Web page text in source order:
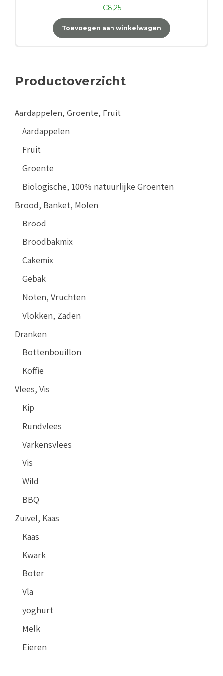
€8,25
Toevoegen aan winkelwagen
Productoverzicht
Aardappelen, Groente, Fruit
Aardappelen
Fruit
Groente
Biologische, 100% natuurlijke Groenten
Brood, Banket, Molen
Brood
Broodbakmix
Cakemix
Gebak
Noten, Vruchten
Vlokken, Zaden
Dranken
Bottenbouillon
Koffie
Vlees, Vis
Kip
Rundvlees
Varkensvlees
Vis
Wild
BBQ
Zuivel, Kaas
Kaas
Kwark
Boter
Vla
yoghurt
Melk
Eieren